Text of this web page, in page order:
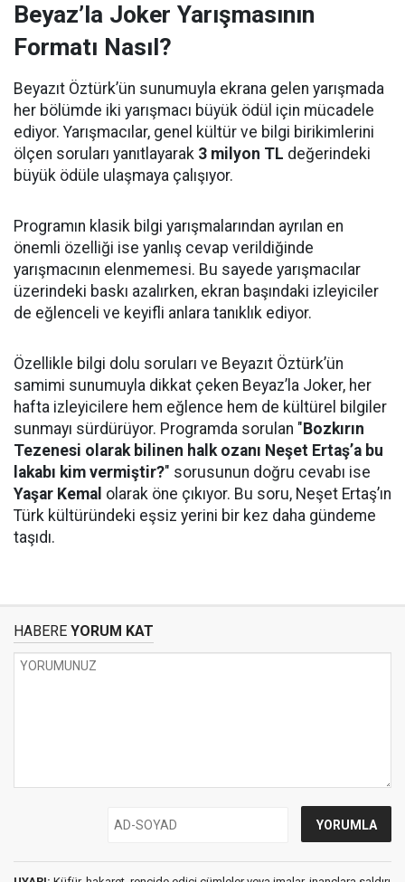
Beyaz’la Joker Yarışmasının
Formatı Nasıl?
Beyazıt Öztürk’ün sunumuyla ekrana gelen yarışmada
her bölümde iki yarışmacı büyük ödül için mücadele
ediyor. Yarışmacılar, genel kültür ve bilgi birikimlerini
ölçen soruları yanıtlayarak 3 milyon TL değerindeki
büyük ödüle ulaşmaya çalışıyor.
Programın klasik bilgi yarışmalarından ayrılan en
önemli özelliği ise yanlış cevap verildiğinde
yarışmacının elenmemesi. Bu sayede yarışmacılar
üzerindeki baskı azalırken, ekran başındaki izleyiciler
de eğlenceli ve keyifli anlara tanıklık ediyor.
Özellikle bilgi dolu soruları ve Beyazıt Öztürk’ün
samimi sunumuyla dikkat çeken Beyaz’la Joker, her
hafta izleyicilere hem eğlence hem de kültürel bilgiler
sunmayı sürdürüyor. Programda sorulan " Bozkırın
Tezenesi olarak bilinen halk ozanı Neşet Ertaş’a bu
lakabı kim vermiştir?" sorusunun doğru cevabı ise
Yaşar Kemal olarak öne çıkıyor. Bu soru, Neşet Ertaş’ın
Türk kültüründeki eşsiz yerini bir kez daha gündeme
taşıdı.
HABERE YORUM KAT